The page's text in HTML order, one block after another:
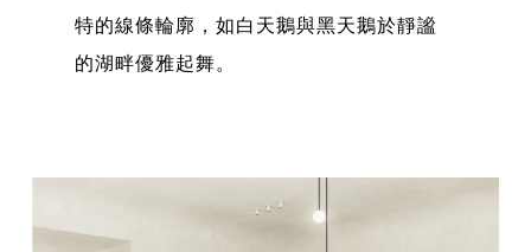
特的線條輪廓，如白天鵝與黑天鵝於靜謐
的湖畔優雅起舞。